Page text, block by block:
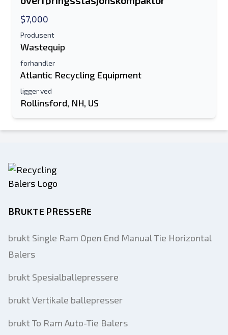
Epostadresse
Mobil
$7,000
Produsent
Wastequip
forhandler
Atlantic Recycling Equipment
ligger ved
Rollinsford, NH, US
Tekstoppføring til mobilenhet
Ditt fulle navn
Tilleggsinformasjon
BRUKTE PRESSERE
brukt Single Ram Open End Manual Tie Horizontal
Balers
brukt Spesialballepressere
brukt Vertikale ballepresser
brukt To Ram Auto-Tie Balers